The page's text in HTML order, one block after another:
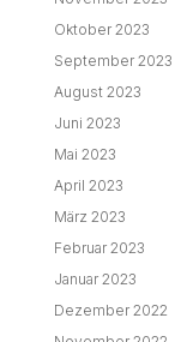
Oktober 2023
September 2023
August 2023
Juni 2023
Mai 2023
April 2023
März 2023
Februar 2023
Januar 2023
Dezember 2022